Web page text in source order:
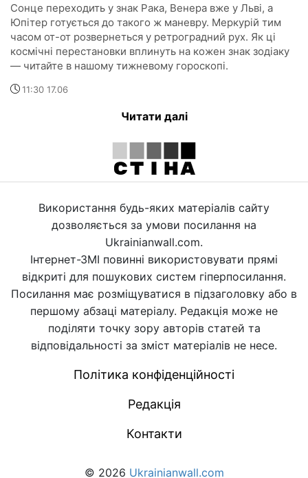
Сонце переходить у знак Рака, Венера вже у Льві, а
Юпітер готується до такого ж маневру. Меркурій тим
часом от-от розвернеться у ретроградний рух. Як ці
космічні перестановки вплинуть на кожен знак зодіаку
— читайте в нашому тижневому гороскопі.
11:30 17.06
Читати далі
Використання будь-яких матеріалів сайту
дозволяється за умови посилання на
Ukrainianwall.com.
Інтернет-ЗМІ повинні використовувати прямі
відкриті для пошукових систем гіперпосилання.
Посилання має розміщуватися в підзаголовку або в
першому абзаці матеріалу. Редакція може не
поділяти точку зору авторів статей та
відповідальності за зміст матеріалів не несе.
Політика конфіденційності
Редакція
Контакти
© 2026 Ukrainianwall.com